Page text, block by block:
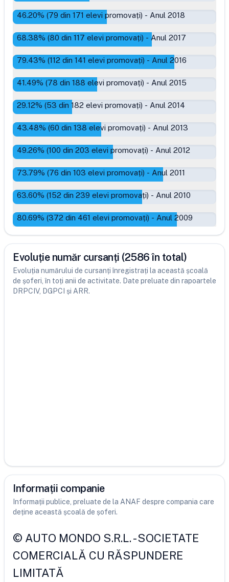
46.20% (79 din 171 elevi promovați) - Anul 2018
68.38% (80 din 117 elevi promovați) - Anul 2017
79.43% (112 din 141 elevi promovați) - Anul 2016
41.49% (78 din 188 elevi promovați) - Anul 2015
29.12% (53 din 182 elevi promovați) - Anul 2014
43.48% (60 din 138 elevi promovați) - Anul 2013
49.26% (100 din 203 elevi promovați) - Anul 2012
73.79% (76 din 103 elevi promovați) - Anul 2011
63.60% (152 din 239 elevi promovați) - Anul 2010
80.69% (372 din 461 elevi promovați) - Anul 2009
Evoluție număr cursanți (2586 în total)
Evoluția numărului de cursanți înregistrați la această școală
de șoferi, în toți anii de activitate. Date preluate din rapoartele
DRPCIV, DGPCI și ARR.
Informații companie
Informații publice, preluate de la ANAF despre compania care
deține această școală de șoferi.
© AUTO MONDO S.R.L.-SOCIETATE
COMERCIALĂ CU RĂSPUNDERE
LIMITATĂ